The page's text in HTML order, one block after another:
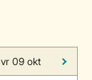
vr 09 okt